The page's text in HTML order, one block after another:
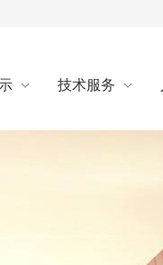
技术服务